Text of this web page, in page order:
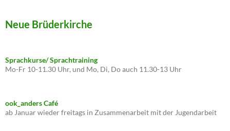
Neue Brüderkirche
Sprachkurse/ Sprachtraining
Mo-Fr 10-11.30 Uhr, und Mo, Di, Do auch 11.30-13 Uhr
ook_anders Café
ab Januar wieder freitags in Zusammenarbeit mit der Jugendarbeit